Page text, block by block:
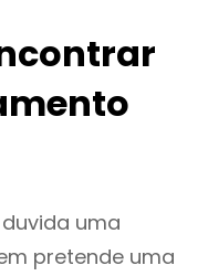
uma
pretende uma